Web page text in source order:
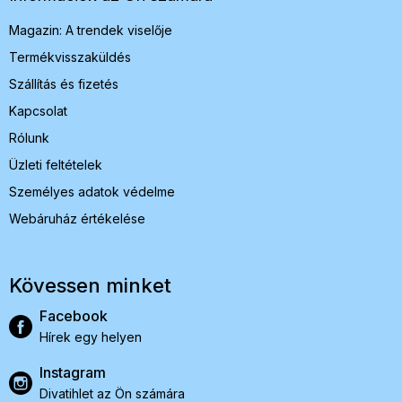
Magazin: A trendek viselője
Termékvisszaküldés
Szállítás és fizetés
Kapcsolat
Rólunk
Üzleti feltételek
Személyes adatok védelme
Webáruház értékelése
Kövessen minket
Facebook
Hírek egy helyen
Instagram
Divatihlet az Ön számára